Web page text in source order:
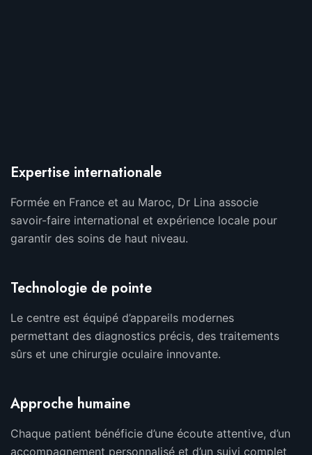
Expertise internationale
Formée en France et au Maroc, Dr Lina associe
savoir-faire international et expérience locale pour
garantir des soins de haut niveau.
Technologie de pointe
Le centre est équipé d’appareils modernes
permettant des diagnostics précis, des traitements
sûrs et une chirurgie oculaire innovante.
Approche humaine
Chaque patient bénéficie d’une écoute attentive, d’un
accompagnement personnalisé et d’un suivi complet